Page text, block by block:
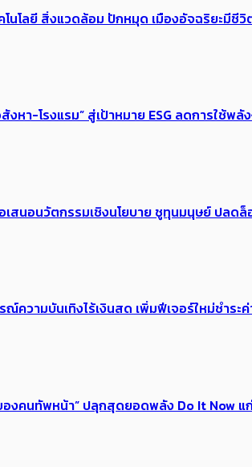
นโลยี สิ่งแวดล้อม ปักหมุด เมืองอัจฉริยะมีชี
หา-โรงแรม” สู่เป้าหมาย ESG ลดการใช้
สนอนวัตกรรมเชิงนโยบาย ชูทุนมนุษย์ ปลด
ความบันเทิงไร้เงินสด เพิ่มฟีเจอร์ใหม่ชำ
องคนทัพหน้า” ปลุกสุดยอดพลัง Do It